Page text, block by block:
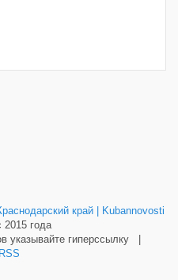
край | Kubannovosti
2015 года
указывайте гиперссылку |
RSS